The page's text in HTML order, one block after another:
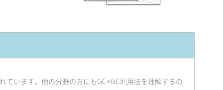
います。他の分野の方にもGC×GC利用法を理解するの